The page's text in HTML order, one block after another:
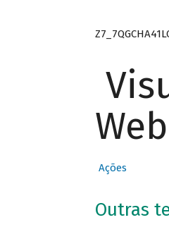
Web
Ações
Outras